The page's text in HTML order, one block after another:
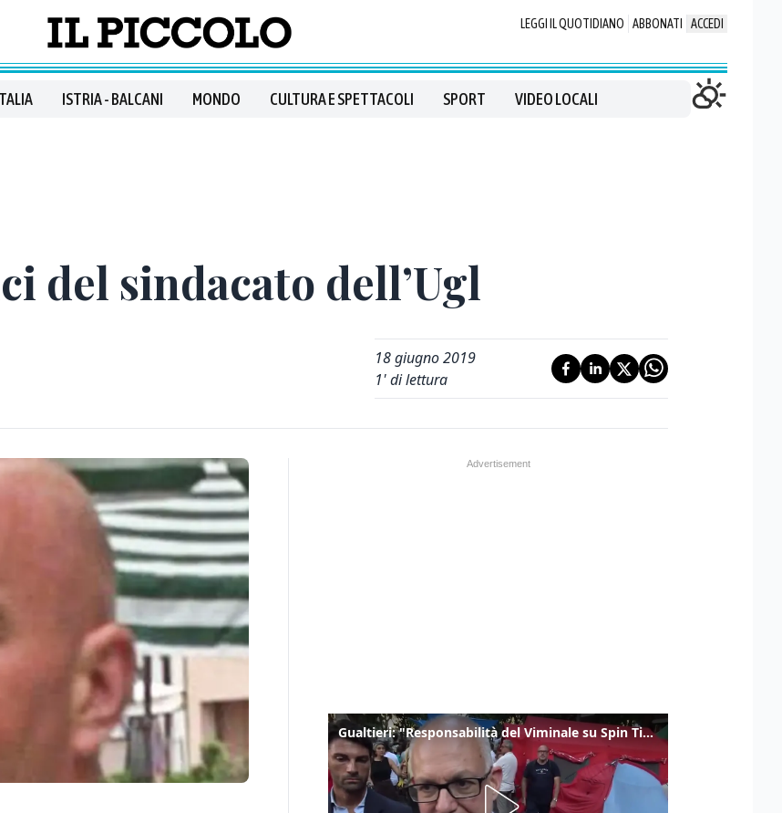
LEGGI IL QUOTIDIANO ABBONATI ACCEDI
ISTRIA - BALCANI MONDO CULTURA E SPETTACOLI SPORT VIDEO LOCALI
del sindacato dell’Ugl
18 giugno 2019
1' di lettura
Gualtieri: "Responsabilità del Viminale su Spin Time? La posizione dei partiti è nota"